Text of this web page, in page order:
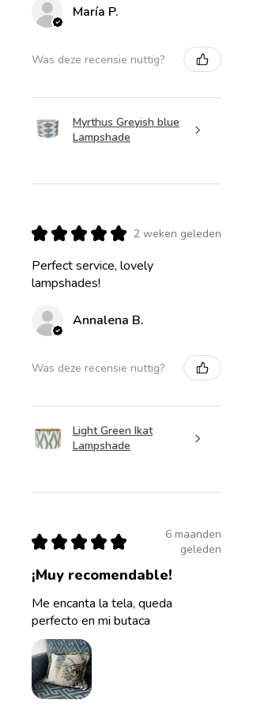
María P.
Was deze recensie nuttig?
Myrthus Greyish blue
Lampshade
★ ★ ★ ★ ★ 2 weken geleden
Perfect service, lovely
lampshades!
Annalena B.
Was deze recensie nuttig?
Light Green Ikat
Lampshade
★ ★ ★ ★ ★
6 maanden
geleden
¡Muy recomendable!
Me encanta la tela, queda
perfecto en mi butaca